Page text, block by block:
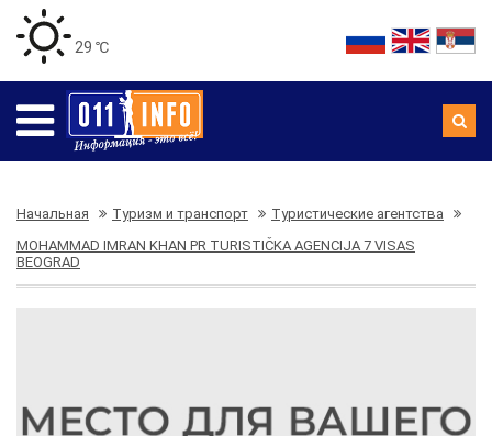
29 ℃
Начальная Туризм и транспорт
Туристические агентства
MOHAMMAD IMRAN KHAN PR TURISTIČKA AGENCIJA 7 VISAS
BEOGRAD